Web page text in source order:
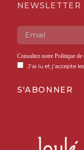
NEWSLETTER
Consultez notre Politique de
J'ai lu et j'accepte